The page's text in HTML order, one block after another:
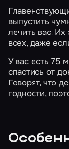
выпустить
лечить вас.
всех, даже
У вас есть 75
спастись от
Говорят, что
годности,